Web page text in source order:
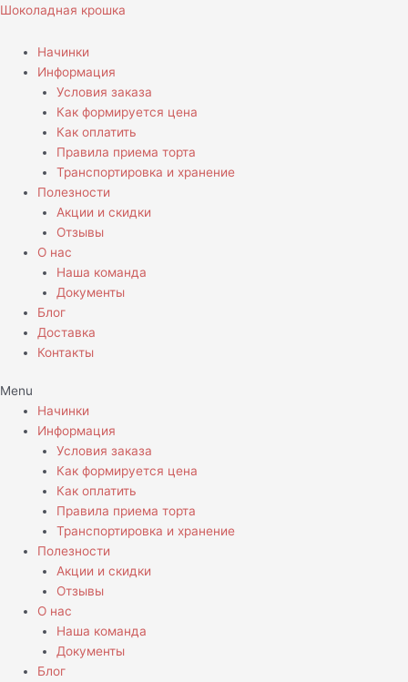
Перейти
содержимому
Шоколадная крошка
Начинки
Информация
Условия заказа
Как формируется цена
Как оплатить
Правила приема торта
Транспортировка и хранение
Полезности
Акции и скидки
Отзывы
О нас
Наша команда
Документы
Блог
Доставка
Контакты
Menu
Начинки
Информация
Условия заказа
Как формируется цена
Как оплатить
Правила приема торта
Транспортировка и хранение
Полезности
Акции и скидки
Отзывы
О нас
Наша команда
Документы
Блог